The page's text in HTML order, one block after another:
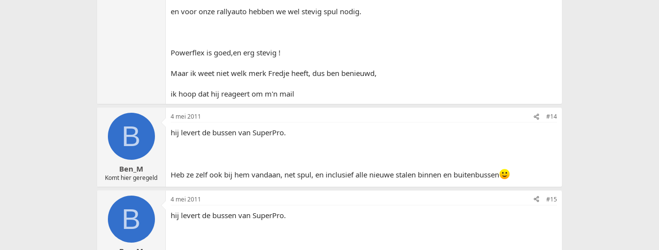
en voor onze rallyauto hebben we wel stevig spul nodig.
Powerflex is goed,en erg stevig !
Maar ik weet niet welk merk Fredje heeft, dus ben benieuwd,
ik hoop dat hij reageert om m'n mail
B
Ben_M
Komt hier geregeld
4 mei 2011 #14
hij levert de bussen van SuperPro.
Heb ze zelf ook bij hem vandaan, net spul, en inclusief alle nieuwe stalen binnen en buitenbussen
B
4 mei 2011 #15
hij levert de bussen van SuperPro.